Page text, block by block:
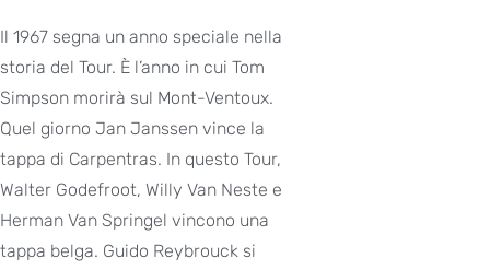
Il 1967 segna un anno speciale nella
storia del Tour. È l’anno in cui Tom
Simpson morirà sul Mont-Ventoux.
Quel giorno Jan Janssen vince la
tappa di Carpentras. In questo Tour,
Walter Godefroot, Willy Van Neste e
Herman Van Springel vincono una
tappa belga. Guido Reybrouck si